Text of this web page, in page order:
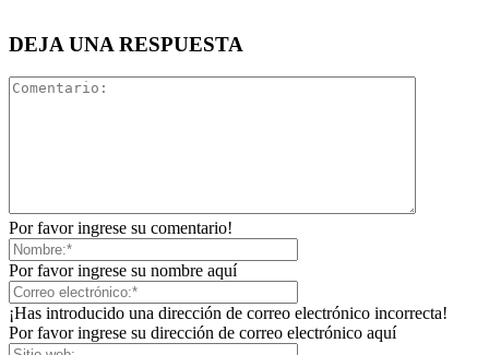
DEJA UNA RESPUESTA
Por favor ingrese su comentario!
Por favor ingrese su nombre aquí
¡Has introducido una dirección de correo electrónico incorrecta!
Por favor ingrese su dirección de correo electrónico aquí